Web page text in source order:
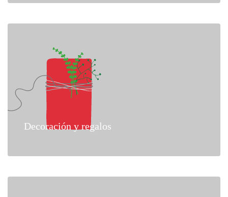
Decoración y regalos